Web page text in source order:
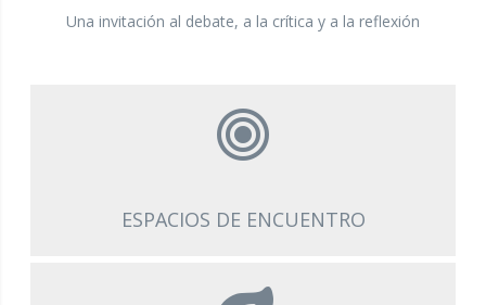
Una invitación al debate, a la crítica y a la reflexión
ESPACIOS DE ENCUENTRO
ESPACIOS DE ENCUENTRO